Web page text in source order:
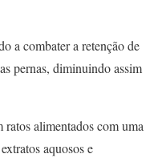
a combater a retenção de
pernas, diminuindo assim
alimentados com uma
aquosos e